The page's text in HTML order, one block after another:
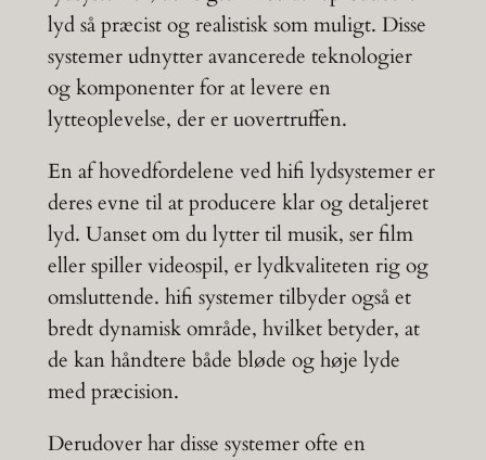
lyd så præcist og realistisk som muligt. Disse
systemer udnytter avancerede teknologier
og komponenter for at levere en
lytteoplevelse, der er uovertruffen.
En af hovedfordelene ved hifi lydsystemer er
deres evne til at producere klar og detaljeret
lyd. Uanset om du lytter til musik, ser film
eller spiller videospil, er lydkvaliteten rig og
omsluttende. hifi systemer tilbyder også et
bredt dynamisk område, hvilket betyder, at
de kan håndtere både bløde og høje lyde
med præcision.
Derudover har disse systemer ofte en